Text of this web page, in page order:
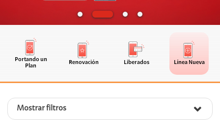
Portando un
Plan
Renovación Liberados Línea Nueva
Mostrar filtros